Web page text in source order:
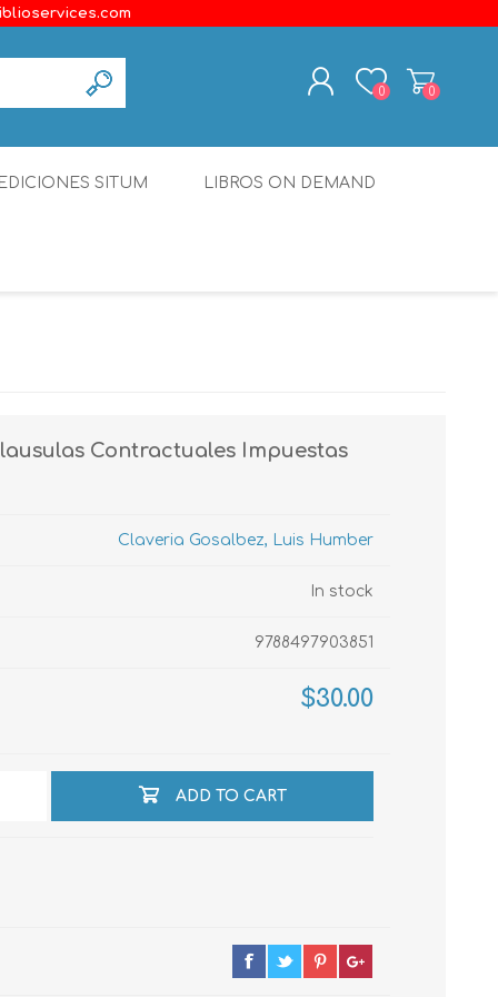
0 0
EDICIONES SITUM LIBROS ON DEMAND
Editora Educación Emergente
Contractuales Impuestas
Claveria Gosalbez, Luis Humber
In stock
9788497903851
$30.00
ADD TO CART